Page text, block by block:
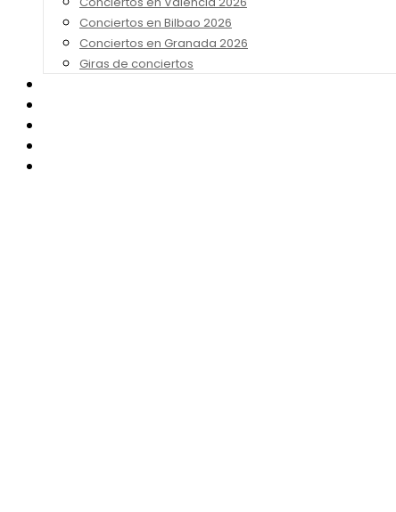
Conciertos en Bilbao 2026
Conciertos en Granada 2026
Giras de conciertos